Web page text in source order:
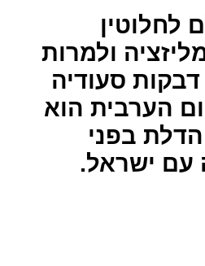
לחלוטין
ולמרות
סעודיה
הערבית הוא
בפני
עם ישראל.